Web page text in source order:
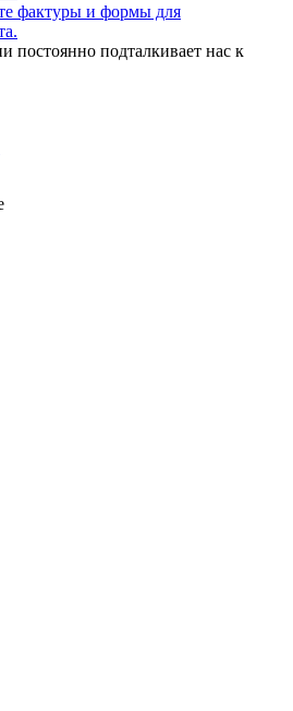
фактуры и формы для
подталкивает нас к